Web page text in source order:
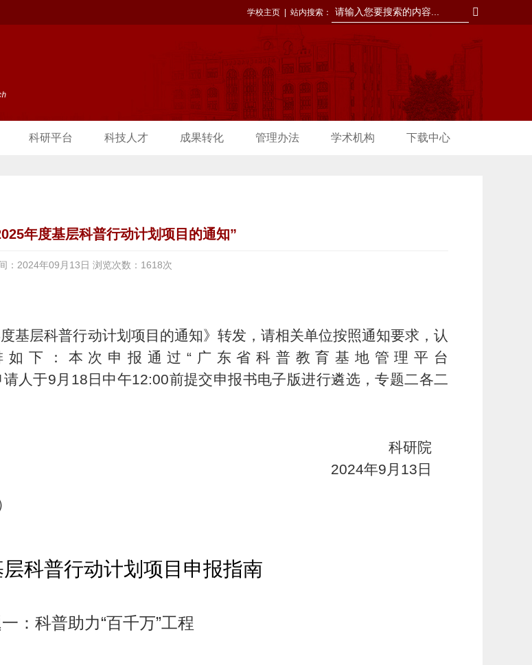
学校主页 站内搜索：
科研平台 科技人才 成果转化 管理办法 学术机构 下载中心
年度基层科普行动计划项目的通知”
：2024年09月13日 浏览次数： 1618次
基层科普行动计划项目的通知》转发，请相关单位按照通知要求，认
下：本次申报通过“广东省科普教育基地管理平台
人于9月18日中午12:00前提交申报书电子版进行遴选，专题二各二
科研院
2024年9月13日
科普行动计划项目申报指南
：科普助力“百千万”工程